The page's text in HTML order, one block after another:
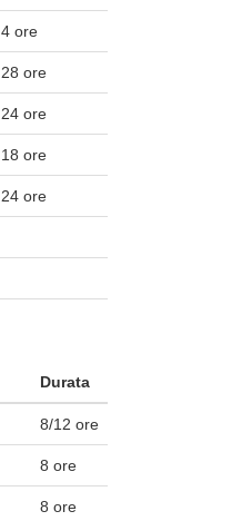
4 ore
28 ore
24 ore
18 ore
24 ore
Durata
8/12 ore
8 ore
8 ore